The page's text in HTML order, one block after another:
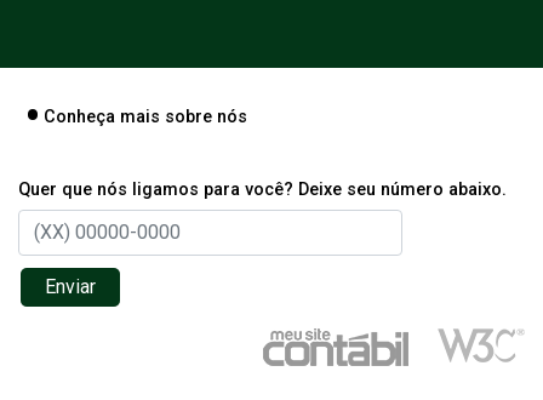
Conheça mais sobre nós
Quer que nós ligamos para você? Deixe seu número abaixo.
Enviar